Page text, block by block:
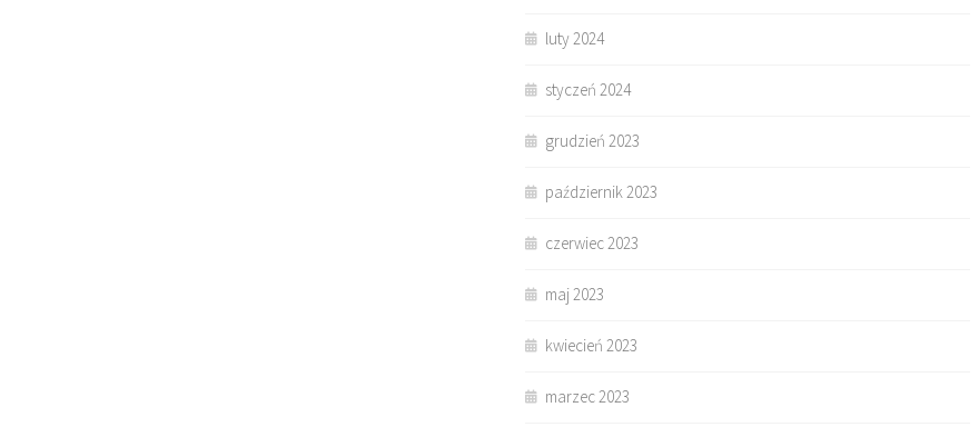
luty 2024
styczeń 2024
grudzień 2023
październik 2023
czerwiec 2023
maj 2023
kwiecień 2023
marzec 2023